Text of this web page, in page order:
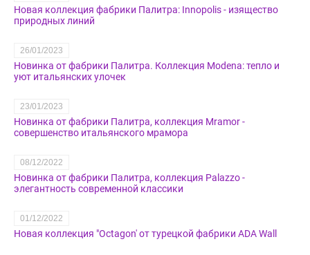
Новая коллекция фабрики Палитра: Innopolis - изящество
природных линий
26/01/2023
Новинка от фабрики Палитра. Коллекция Modena: тепло и
уют итальянских улочек
23/01/2023
Новинка от фабрики Палитра, коллекция Mramor -
совершенство итальянского мрамора
08/12/2022
Новинка от фабрики Палитра, коллекция Palazzo -
элегантность современной классики
01/12/2022
Новая коллекция "Octagon' от турецкой фабрики ADA Wall